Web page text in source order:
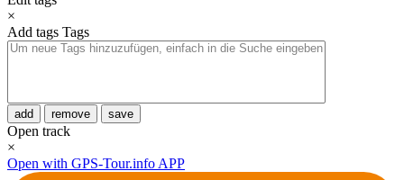
×
Add tags Tags
add remove save
Open track
×
Open with GPS-Tour.info APP